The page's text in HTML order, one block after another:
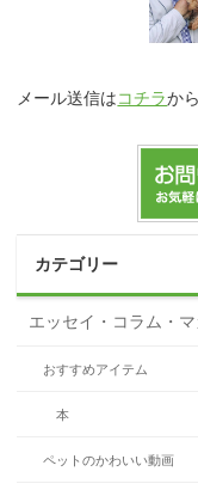
メール送信はコチラから
カテゴリー
エッセイ・コラム・
おすすめアイテム
本
ペットのかわいい動画